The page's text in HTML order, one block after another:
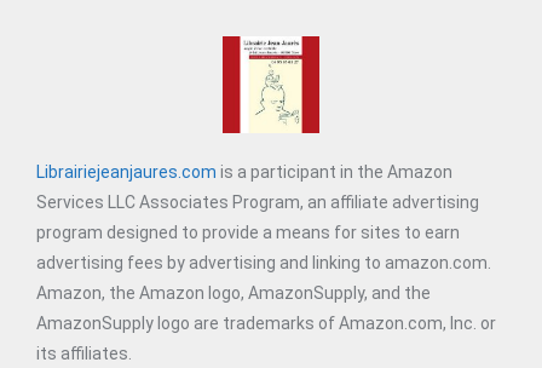
Librairiejeanjaures.com is a participant in the Amazon
Services LLC Associates Program, an affiliate advertising
program designed to provide a means for sites to earn
advertising fees by advertising and linking to amazon.com.
Amazon, the Amazon logo, AmazonSupply, and the
AmazonSupply logo are trademarks of Amazon.com, Inc. or
its affiliates.